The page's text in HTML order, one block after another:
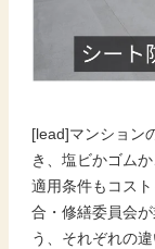
[lead]マンション
き、塩ビかゴム
適用条件もコス
合・修繕委員会
う、それぞれの